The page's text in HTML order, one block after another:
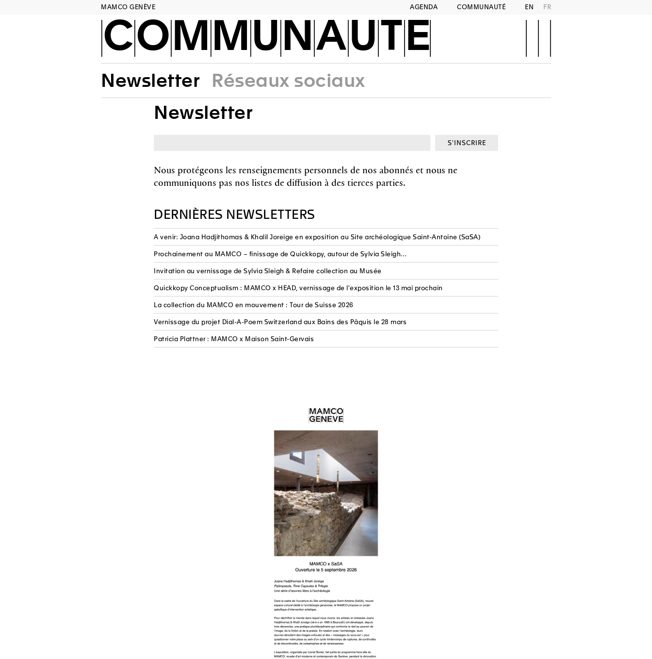
MAMCO GENÈVE AGENDA COMMUNAUTÉ EN FR
COMMUNAUTÉ
Newsletter
Réseaux sociaux
Newsletter
S'INSCRIRE
Nous protégeons les renseignements personnels de nos abonnés et nous ne
communiquons pas nos listes de diffusion à des tierces parties.
DERNIÈRES NEWSLETTERS
A venir: Joana Hadjithomas & Khalil Joreige en exposition au Site archéologique Saint-Antoine (SaSA)
Prochainement au MAMCO – finissage de Quickkopy, autour de Sylvia Sleigh…
Invitation au vernissage de Sylvia Sleigh & Refaire collection au Musée
Quickkopy Conceptualism : MAMCO x HEAD, vernissage de l'exposition le 13 mai prochain
La collection du MAMCO en mouvement : Tour de Suisse 2026
Vernissage du projet Dial-A-Poem Switzerland aux Bains des Pâquis le 28 mars
Patricia Plattner : MAMCO x Maison Saint-Gervais